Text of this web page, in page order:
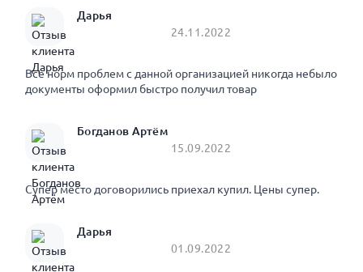
Дарья
24.11.2022
Все норм проблем с данной организацией никогда небыло
документы оформил быстро получил товар
Богданов Артём
15.09.2022
Супер место договорились приехал купил. Цены супер.
Дарья
01.09.2022